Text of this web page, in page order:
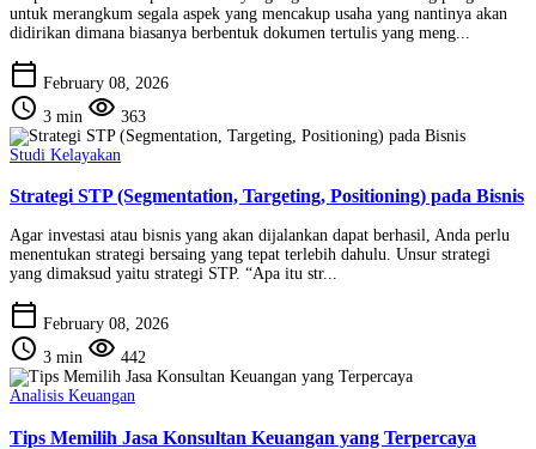
untuk merangkum segala aspek yang mencakup usaha yang nantinya akan
didirikan dimana biasanya berbentuk dokumen tertulis yang meng...
calendar_today February 08, 2026
schedule 3 min visibility 363
Studi Kelayakan
Strategi STP (Segmentation, Targeting, Positioning) pada Bisnis
Agar investasi atau bisnis yang akan dijalankan dapat berhasil, Anda perlu
menentukan strategi bersaing yang tepat terlebih dahulu. Unsur strategi
yang dimaksud yaitu strategi STP. “Apa itu str...
calendar_today February 08, 2026
schedule 3 min visibility 442
Analisis Keuangan
Tips Memilih Jasa Konsultan Keuangan yang Terpercaya